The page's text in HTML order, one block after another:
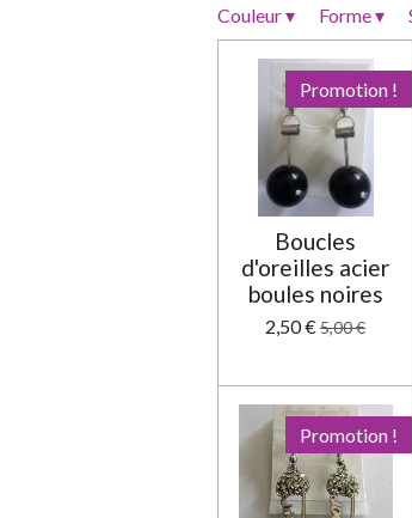
o
n
Couleur▾ Forme▾
Promotion !
Boucles
d'oreilles acier
boules noires
2,50 €5,00 €
Promotion !